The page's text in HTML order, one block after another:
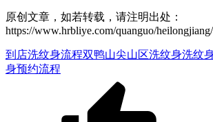
原创文章，如若转载，请注明出处：
https://www.hrbliye.com/quanguo/
到店洗纹身流程双鸭山尖山区洗纹身洗纹
身预约流程